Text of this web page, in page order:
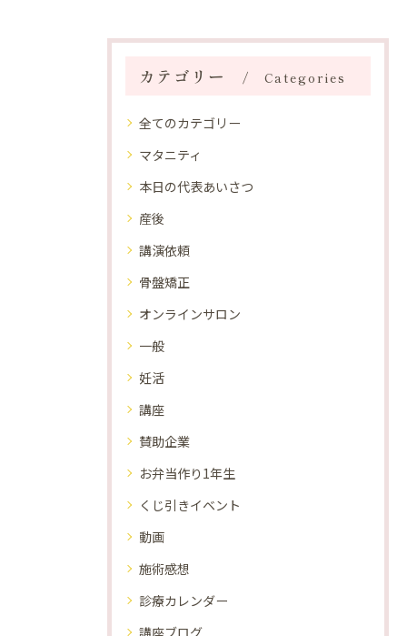
カテゴリー Categories
全てのカテゴリー
マタニティ
本日の代表あいさつ
産後
講演依頼
骨盤矯正
オンラインサロン
一般
妊活
講座
賛助企業
お弁当作り1年生
くじ引きイベント
動画
施術感想
診療カレンダー
講座ブログ